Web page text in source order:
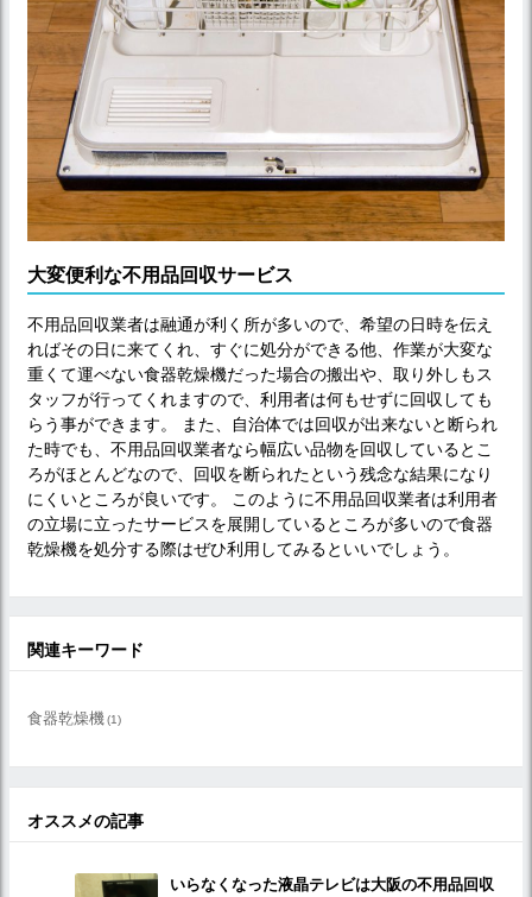
大変便利な不用品回収サービス
不用品回収業者は融通が利く所が多いので、希望の日時を伝え
ればその日に来てくれ、すぐに処分ができる他、作業が大変な
重くて運べない食器乾燥機だった場合の搬出や、取り外しもス
タッフが行ってくれますので、利用者は何もせずに回収しても
らう事ができます。 また、自治体では回収が出来ないと断られ
た時でも、不用品回収業者なら幅広い品物を回収しているとこ
ろがほとんどなので、回収を断られたという残念な結果になり
にくいところが良いです。 このように不用品回収業者は利用者
の立場に立ったサービスを展開しているところが多いので食器
乾燥機を処分する際はぜひ利用してみるといいでしょう。
関連キーワード
食器乾燥機(1)
オススメの記事
いらなくなった液晶テレビは大阪の不用品回収